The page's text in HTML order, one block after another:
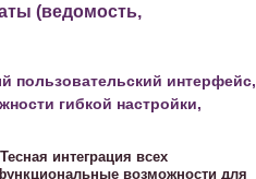
(ведомость,
пользовательский интерфейс,
гибкой настройки,
интеграция всех
возможности для